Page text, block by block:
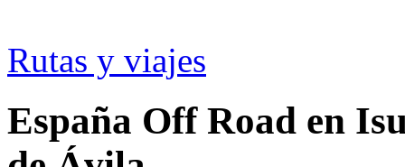
Rutas y viajes
España Off Road en